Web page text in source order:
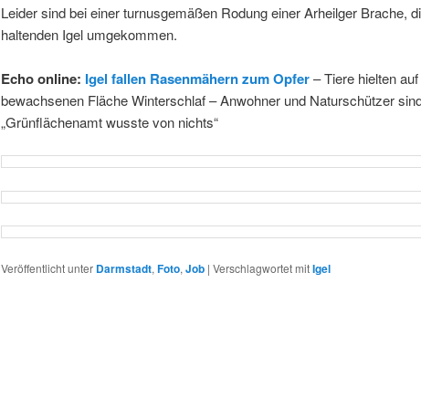
Leider sind bei einer turnusgemäßen Rodung einer Arheilger Brache,
haltenden Igel umgekommen.
Echo online: Igel fallen Rasenmähern zum Opfer– Tiere hielten
bewachsenen Fläche Winterschlaf – Anwohner und Naturschützer
„Grünflächenamt wusste von nichts“
Veröffentlicht unter Darmstadt,Foto,Job | Verschlagwortet mitIgel